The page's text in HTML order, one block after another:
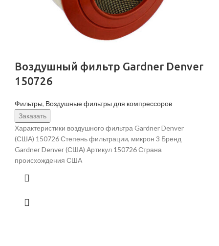
Воздушный фильтр Gardner Denver
150726
Фильтры, Воздушные фильтры для компрессоров
Заказать
Характеристики воздушного фильтра Gardner Denver
(США) 150726 Степень фильтрации, микрон 3 Бренд
Gardner Denver (США) Артикул 150726 Страна
происхождения США